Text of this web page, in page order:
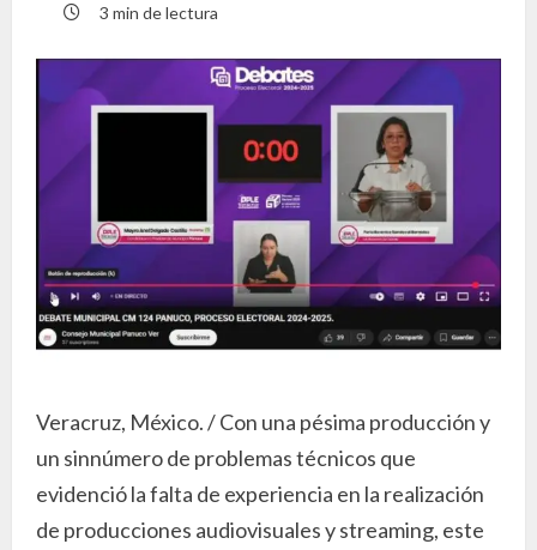
3 min de lectura
Veracruz, México. / Con una pésima producción y
un sinnúmero de problemas técnicos que
evidenció la falta de experiencia en la realización
de producciones audiovisuales y streaming, este